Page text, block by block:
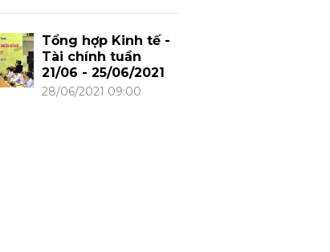
Tổng hợp Kinh tế -
Tài chính tuần
21/06 - 25/06/2021
28/06/2021 09:00